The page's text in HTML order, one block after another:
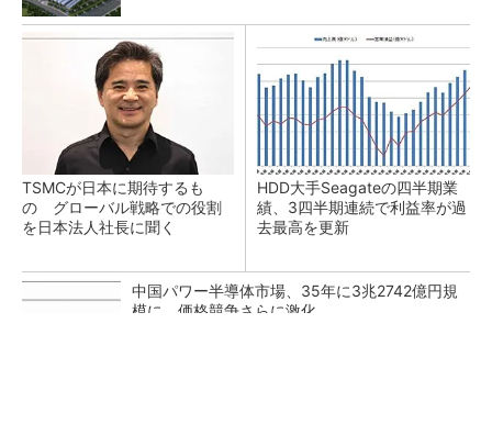
TSMCが日本に期待するも
の グローバル戦略での役割
を日本法人社長に聞く
HDD大手Seagateの四半期業
績、3四半期連続で利益率が過
去最高を更新
中国パワー半導体市場、35年に3兆2742億円規
模に 価格競争さらに激化